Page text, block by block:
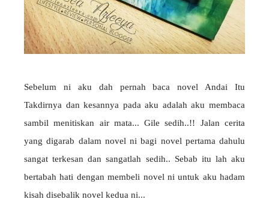
Sebelum ni aku dah pernah baca novel Andai Itu
Takdirnya dan kesannya pada aku adalah aku membaca
sambil menitiskan air mata... Gile sedih..!! Jalan cerita
yang digarab dalam novel ni bagi novel pertama dahulu
sangat terkesan dan sangatlah sedih.. Sebab itu lah aku
bertabah hati dengan membeli novel ni untuk aku hadam
kisah disebalik novel kedua ni...